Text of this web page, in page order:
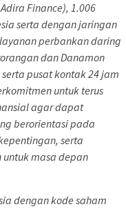
Finance), 1.006
serta dengan jaringan
layanan perbankan daring
dan Danamon
pusat kontak 24 jam
untuk terus
agar dapat
berorientasi pada
serta
masa depan
dengan kode saham